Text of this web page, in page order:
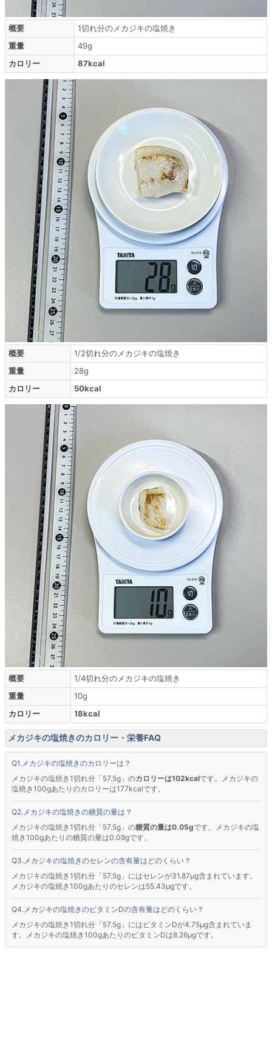
概要
1切れ分のメカジキの塩焼き
重量
49g
カロリー
87kcal
概要
1/2切れ分のメカジキの塩焼き
重量
28g
カロリー
50kcal
概要
1/4切れ分のメカジキの塩焼き
重量
10g
カロリー
18kcal
メカジキの塩焼きのカロリー・栄養FAQ
メカジキの塩焼きのカロリーは？
メカジキの塩焼き1切れ分「57.5g」のカロリーは102kcalです。メカジキの
塩焼き100gあたりのカロリーは177kcalです。
メカジキの塩焼きの糖質の量は？
メカジキの塩焼き1切れ分「57.5g」の糖質の量は0.05gです。メカジキの塩
焼き100gあたりの糖質の量は0.09gです。
メカジキの塩焼きのセレンの含有量はどのくらい？
メカジキの塩焼き1切れ分「57.5g」にはセレンが31.87μg含まれています。
メカジキの塩焼き100gあたりのセレンは55.43μgです。
メカジキの塩焼きのビタミンDの含有量はどのくらい？
メカジキの塩焼き1切れ分「57.5g」にはビタミンDが4.75μg含まれていま
す。メカジキの塩焼き100gあたりのビタミンDは8.26μgです。